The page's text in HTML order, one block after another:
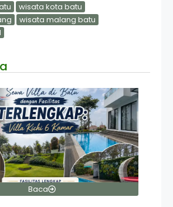
wisata kota batu
wisata malang batu
Baca